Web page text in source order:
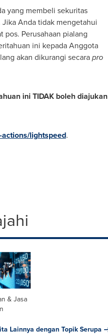
yang membeli sekuritas
Anda tidak mengetahui
Perusahaan pialang
ini kepada Anggota
akan dikurangi secarapro
ini TIDAK boleh diajukan
lightspeed.
& Jasa
Lainnya dengan Topik Serupa